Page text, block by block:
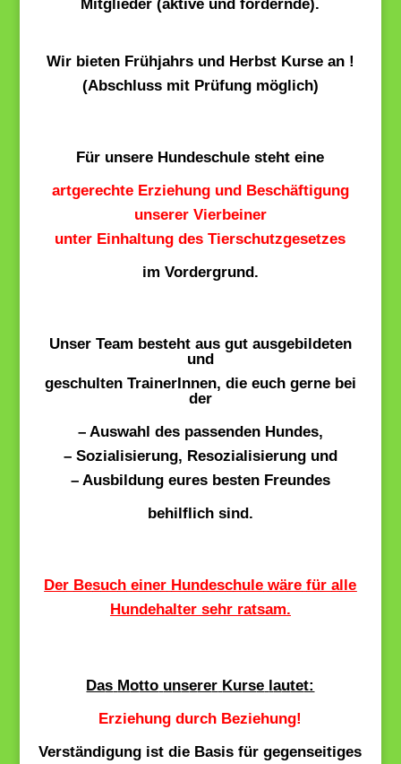
Mitglieder (aktive und fördernde).
Wir bieten Frühjahrs und Herbst Kurse an !
(Abschluss mit Prüfung möglich)
Für unsere Hundeschule steht eine
artgerechte Erziehung und Beschäftigung
unserer Vierbeiner
unter Einhaltung des Tierschutzgesetzes
im Vordergrund.
Unser Team besteht aus gut ausgebildeten
und
geschulten TrainerInnen, die euch gerne bei
der
– Auswahl des passenden Hundes,
– Sozialisierung, Resozialisierung und
– Ausbildung eures besten Freundes
behilflich sind.
Der Besuch einer Hundeschule wäre füralle
Hundehalter sehr ratsam.
Das Motto unserer Kurse lautet:
Erziehung durch Beziehung!
Verständigung ist die Basis fürgegenseitiges